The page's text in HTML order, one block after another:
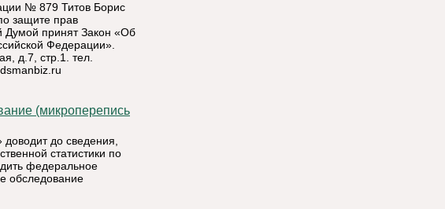
№ 879 Титов Борис
защите прав
Думой принят Закон «Об
Федерации».
д.7, стр.1. тел.
до сведения,
статистики по
федеральное
обследование